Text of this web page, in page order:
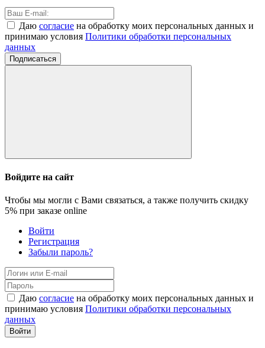
Даю согласие на обработку моих персональных данных и
принимаю условия Политики обработки персональных
данных
Подписаться
Войдите на сайт
Чтобы мы могли с Вами связаться, а также получить скидку
5% при заказе online
Войти
Регистрация
Забыли пароль?
Даю согласие на обработку моих персональных данных и
принимаю условия Политики обработки персональных
данных
Войти